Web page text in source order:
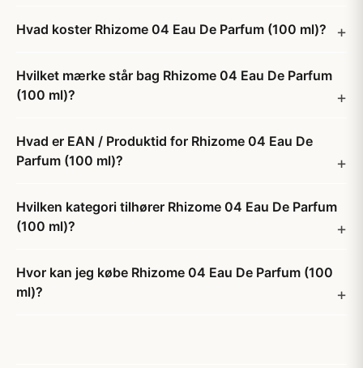
Hvad koster Rhizome 04 Eau De Parfum (100 ml)?
Hvilket mærke står bag Rhizome 04 Eau De Parfum
(100 ml)?
Hvad er EAN / Produktid for Rhizome 04 Eau De
Parfum (100 ml)?
Hvilken kategori tilhører Rhizome 04 Eau De Parfum
(100 ml)?
Hvor kan jeg købe Rhizome 04 Eau De Parfum (100
ml)?